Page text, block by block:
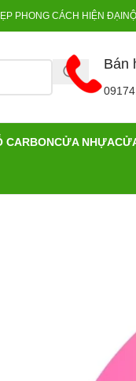
PHONG CÁCH HIỆN ĐẠI
Bán
CARBONCỬA NHỰA